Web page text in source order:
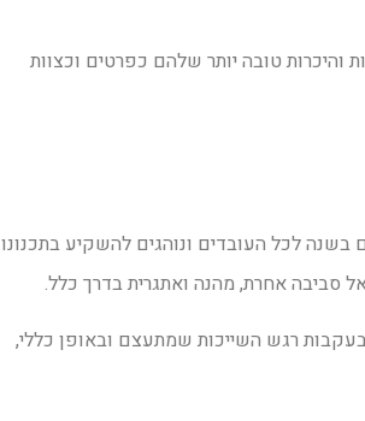
טובה יותר שלהם כפרטים וכצוות
בשנה לכל העובדים ונוהגים להשקיע בתכנונו
סביבה אחרת, מהנה ואתגרית בדרך כלל.
רגש השייכות שמתעצם ובאופן כללי,